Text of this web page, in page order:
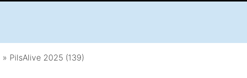
» PilsAlive 2025 (139)